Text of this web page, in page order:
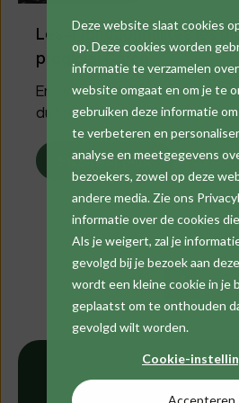
Deze website slaat cookies
op. Deze cookies worden
informatie te verzamelen
website omgaat en om je te
gebruiken deze informatie
te verbeteren en
analyse en meetgegevens
bezoekers, zowel op deze
andere media. Zie ons
informatie over de cookies
Als je weigert, zal je
gevolgd bij je bezoek aan
wordt een kleine cookie in je
geplaatst om te onthouden
gevolgd wilt worden.
Cookie-
Accepteren
Les 4 fonctionnalités les
progiciel Cafca
En tant qu'installateur, vous avez
du temps chargé. Vos journées
En savoir plus
1 2 3